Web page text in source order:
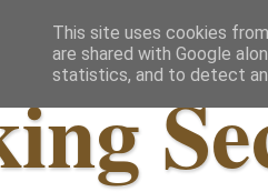
This site uses cookies
are shared with Google
statistics, and to detect